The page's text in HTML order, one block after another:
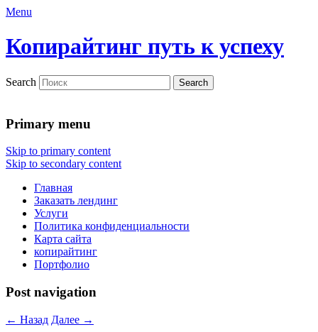
Menu
Копирайтинг путь к успеху
Search
Primary menu
Skip to primary content
Skip to secondary content
Главная
Заказать лендинг
Услуги
Политика конфиденциальности
Карта сайта
копирайтинг
Портфолио
Post navigation
← Назад Далее →